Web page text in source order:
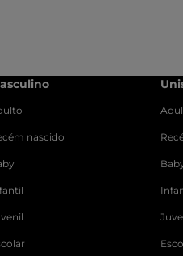
nascido